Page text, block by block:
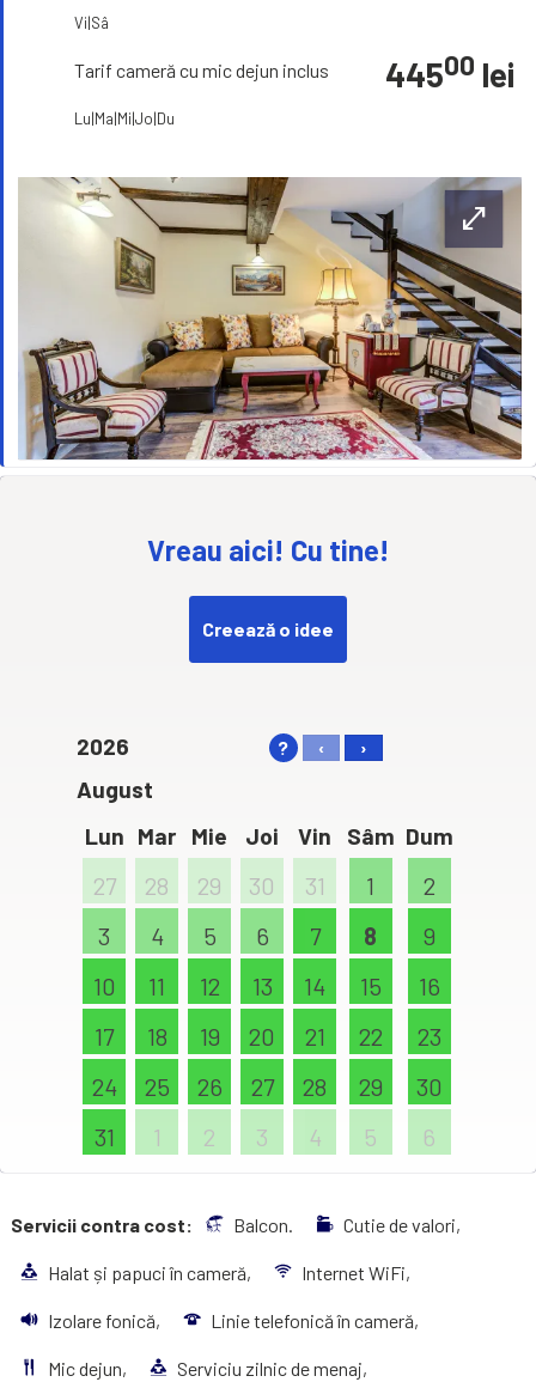
Vi|Sâ
Tarif cameră cu mic dejun inclus 44500 lei
Lu|Ma|Mi|Jo|Du
open_in_full
Vreau aici! Cu tine!
Creează o idee
2026
August
? ‹ ›
Lun Mar Mie Joi Vin Sâm Dum
27 28 29 30 31 1
2
3
4 5 6 7 8
9
10
11 12 13 14 15
16
17
18 19 20 21 22
23
24
25 26 27 28 29
30
31
1 2 3 4 5 6
Servicii contra cost: Balcon. Cutie de valori,
Halat și papuci în cameră, Internet WiFi,
Izolare fonică, Linie telefonică în cameră,
Mic dejun, Serviciu zilnic de menaj,